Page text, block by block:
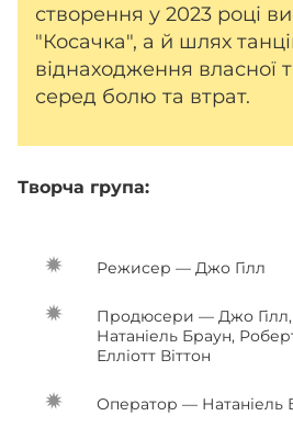
створення у 2023 році
"Косачка", а й шлях
віднаходження власної
серед болю та втрат.
Творча група:
Режисер — Джо Гілл
Продюсери — Джо Гілл,
Натаніель Браун,
Елліотт Віттон
Оператор — Натаніель